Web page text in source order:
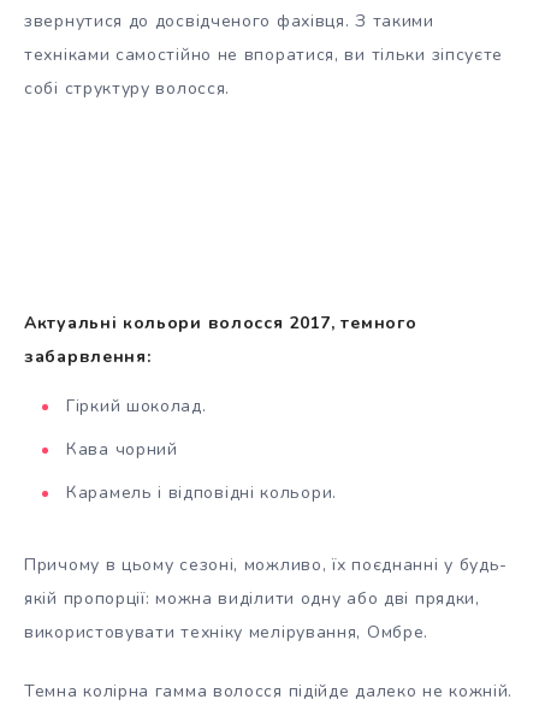
звернутися до досвідченого фахівця. З такими
техніками самостійно не впоратися, ви тільки зіпсуєте
собі структуру волосся.
Актуальні кольори волосся 2017, темного
забарвлення:
Гіркий шоколад.
Кава чорний
Карамель і відповідні кольори.
Причому в цьому сезоні, можливо, їх поєднанні у будь-
якій пропорції: можна виділити одну або дві прядки,
використовувати техніку мелірування, Омбре.
Темна колірна гамма волосся підійде далеко не кожній.